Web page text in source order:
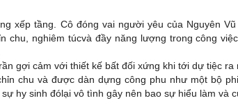
xếp tầng. Cô đóng vai người yêu của Nguyên
chu, nghiêm túcvà đầy năng lượng trong công
gợi cảm với thiết kế bất đối xứng khi tới dự tiệc ra
chu và được dàn dựng công phu như một bộ
hy sinh đólại vô tình gây nên bao sự hiểu làm và